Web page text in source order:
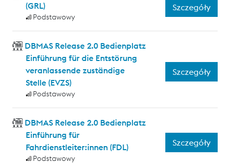
(GRL)
Podstawowy
Szczegóły
DBMAS Release 2.0 Bedienplatz
Einführung für die Entstörung
veranlassende zuständige
Stelle (EVZS)
Podstawowy
Szczegóły
DBMAS Release 2.0 Bedienplatz
Einführung für
Fahrdienstleiter:innen (FDL)
Podstawowy
Szczegóły